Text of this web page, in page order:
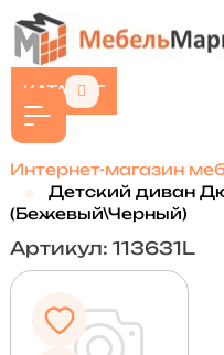
КАТАЛОГ
Интернет-магазин
Детский диван
(Бежевый\Черный)
Артикул: 113631L